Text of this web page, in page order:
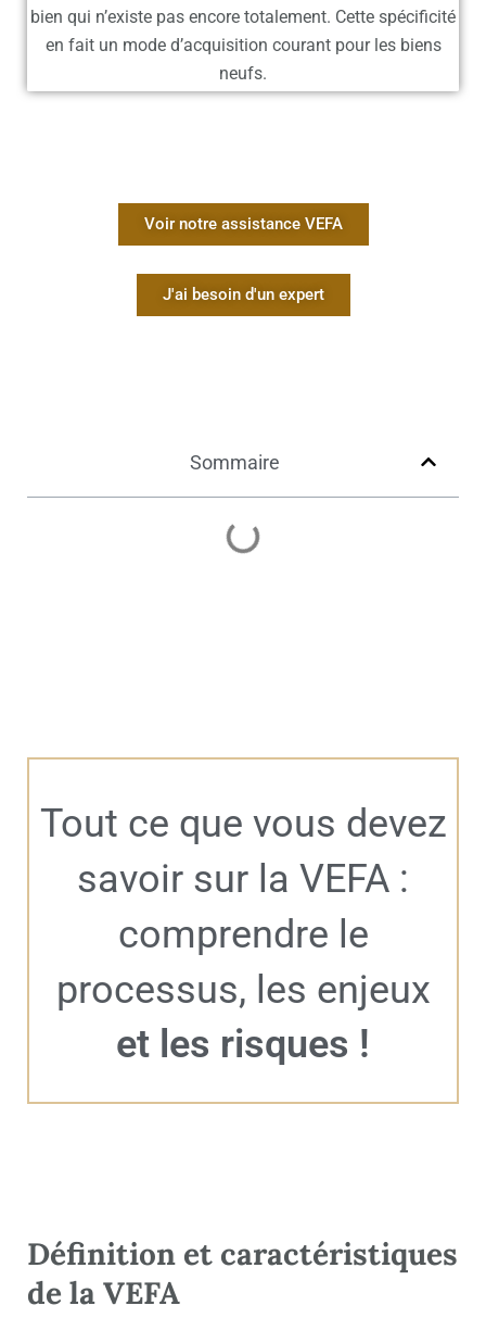
bien qui n’existe pas encore totalement. Cette spécificité
en fait un mode d’acquisition courant pour les biens
neufs.
Voir notre assistance VEFA
J'ai besoin d'un expert
Sommaire
Tout ce que vous devez
savoir sur la VEFA :
comprendre le
processus, les enjeux
et les risques !
Définition et caractéristiques
de la VEFA